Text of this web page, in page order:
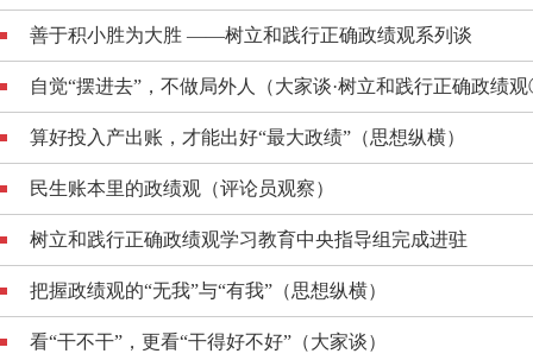
善于积小胜为大胜 ——树立和践行正确政绩观系列谈
自觉“摆进去”，不做局外人（大家谈·树立和践行正确政绩
算好投入产出账，才能出好“最大政绩”（思想纵横）
民生账本里的政绩观（评论员观察）
树立和践行正确政绩观学习教育中央指导组完成进驻
把握政绩观的“无我”与“有我”（思想纵横）
看“干不干”，更看“干得好不好”（大家谈）